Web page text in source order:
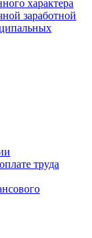
характера
заработной
труда